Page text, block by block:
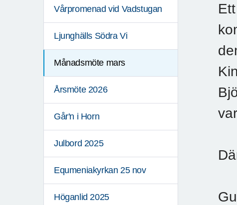
Vårpromenad vid Vadstugan
Ljunghälls Södra Vi
Månadsmöte mars
Årsmöte 2026
Går'n i Horn
Julbord 2025
Equmeniakyrkan 25 nov
Höganlid 2025